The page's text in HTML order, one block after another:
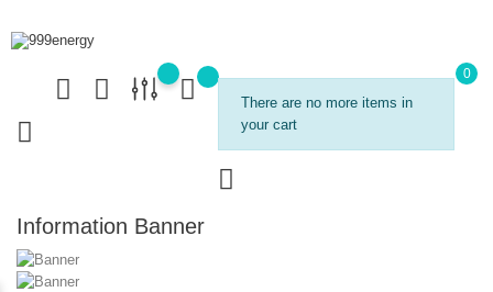
There are no more items in
your cart
0
Information Banner